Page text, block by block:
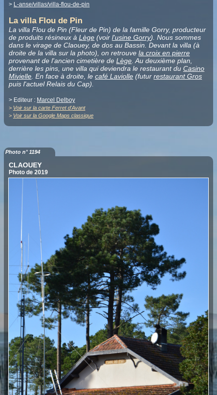
> L-anse/villas/villa-flou-de-pin
La villa Flou de Pin
La villa Flou de Pin (Fleur de Pin) de la famille Gorry, producteur
de produits résineux à Lège (voir l'usine Gorry). Nous sommes
dans le virage de Claouey, de dos au Bassin. Devant la villa (à
droite de la villa sur la photo), on retrouve la croix en pierre
provenant de l'ancien cimetière de Lège . Au deuxième plan,
derrière les pins, une villa qui deviendra le restaurant du Casino
Mivielle . En face à droite, le café Laviolle (futur restaurant Gros
puis l'actuel Relais du Cap).
> Editeur : Marcel Delboy
> Voir sur la carte Ferret d'Avant
> Voir sur la Google Maps classique
Photo n° 1194
CLAOUEY
Photo de 2019